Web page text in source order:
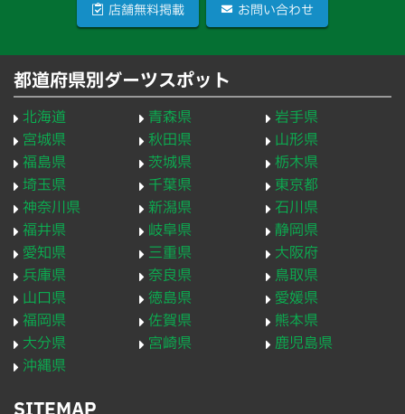
店舗無料掲載 お問い合わせ
都道府県別ダーツスポット
北海道 青森県
岩手県
宮城県
秋田県
山形県
福島県
茨城県
栃木県
埼玉県
千葉県
東京都
神奈川県
新潟県
石川県
福井県
岐阜県
静岡県
愛知県
三重県
大阪府
兵庫県
奈良県
鳥取県
山口県
徳島県
愛媛県
福岡県
佐賀県
熊本県
大分県
宮崎県
鹿児島県
沖縄県